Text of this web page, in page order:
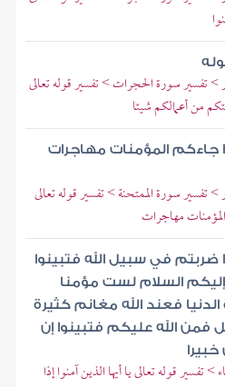
> تفسير سورة الحجرات > تفسير قوله تعالى
من أعمالكم شيئا
جاءكم المؤمنات مهاجرات
> تفسير سورة الممتحنة > تفسير قوله تعالى
المؤمنات مهاجرات
ضربتم في سبيل الله فتبينوا
إليكم السلام لست مؤمنا
فعند الله مغانم كثيرة
الله عليكم فتبينوا إن
قوله تعالى يا أيها الذين آمنوا إذا